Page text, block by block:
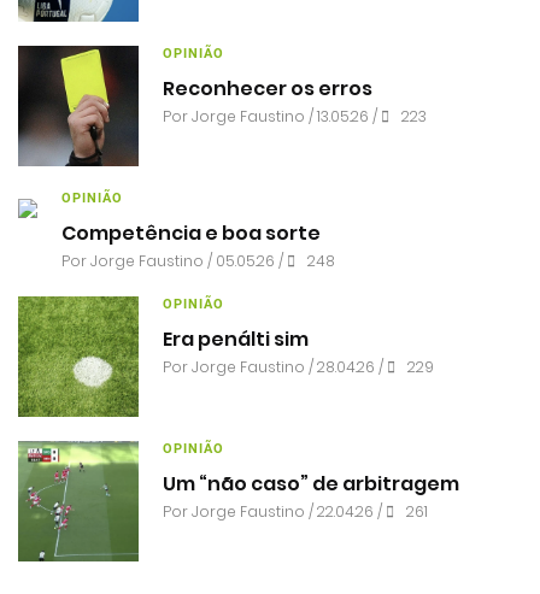
OPINIÃO
Reconhecer os erros
PorJorge Faustino / 13.05.26 / 223
OPINIÃO
Competência e boa sorte
PorJorge Faustino / 05.05.26 / 248
OPINIÃO
Era penálti sim
PorJorge Faustino / 28.04.26 / 229
OPINIÃO
Um “não caso” de arbitragem
PorJorge Faustino / 22.04.26 / 261